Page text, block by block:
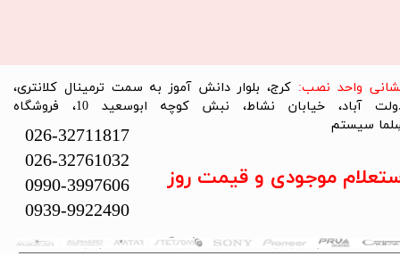
تمام حقوق این سایت متعلق به فروشگاه سلما سیستم می‌باشد.
واحد نصب: کرج، بلوار دانش آموز به سمت ترمینال کلانتری،
دولت آباد، خیابان نشاط، نبش کوچه ابوسعید 10، فروشگاه
سیستم​​​​​​​
026-32711817
026-32761032
0990-3997606
0939-9922490
موجودی و قیمت روز